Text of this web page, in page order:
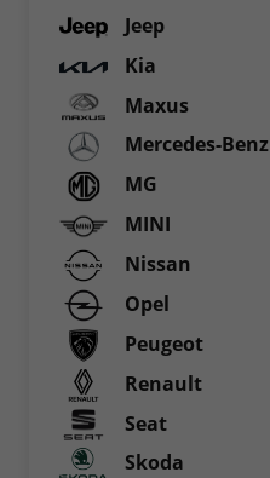
Jeep
Kia
Maxus
Mercedes-Benz
MG
MINI
Nissan
Opel
Peugeot
Renault
Seat
Skoda